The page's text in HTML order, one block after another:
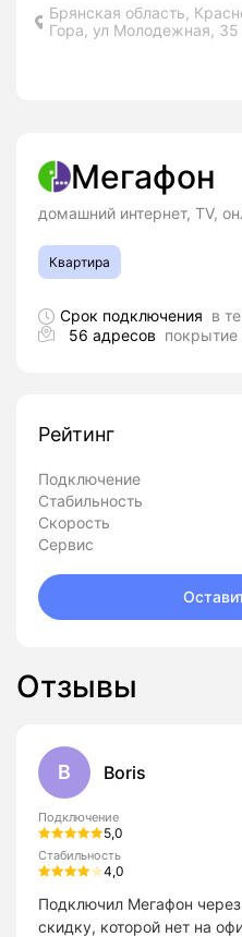
Брянская область,
Гора, ул Молодежная, 35
Мегафон
домашний интернет, TV,
Квартира
Срок подключения в
56 адресов покрытие
Рейтинг
Подключение
Стабильность
Скорость
Сервис
Отзывы
B Boris
Подключение
5,0
Стабильность
4,0
Подключил Мегафон
скидку, которой нет на